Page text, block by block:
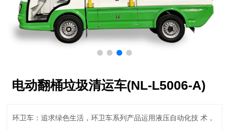
电动翻桶垃圾清运车(NL-L5006-A)
环卫车：追求绿色生活，环卫车系列产品运用液压自动化技 术，